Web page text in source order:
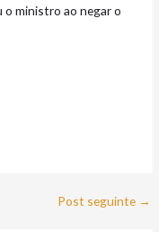
o ministro ao negar o
Post seguinte →